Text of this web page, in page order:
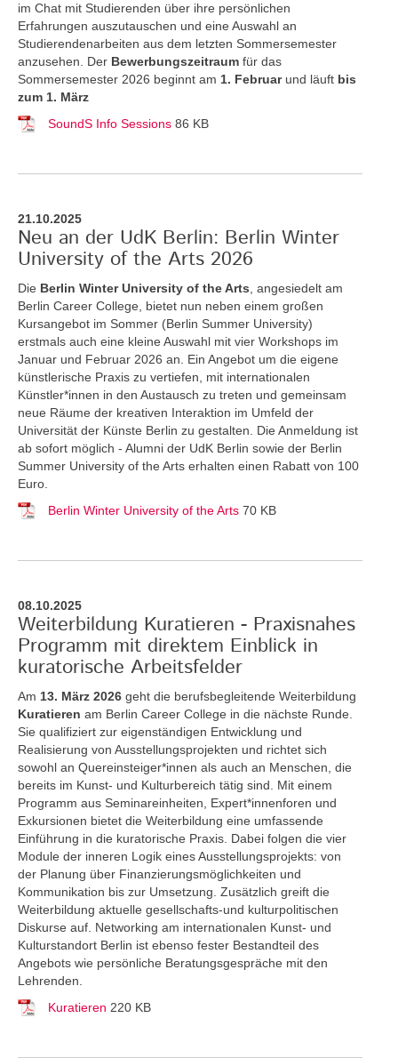
im Chat mit Studierenden über ihre persönlichen
Erfahrungen auszutauschen und eine Auswahl an
Studierendenarbeiten aus dem letzten Sommersemester
anzusehen. Der Bewerbungszeitraum für das
Sommersemester 2026 beginnt am 1. Februar und läuft bis
zum 1. März
SoundS Info Sessions 86 KB
21.10.2025
Neu an der UdK Berlin: Berlin Winter
University of the Arts 2026
Die Berlin Winter University of the Arts , angesiedelt am
Berlin Career College, bietet nun neben einem großen
Kursangebot im Sommer (Berlin Summer University)
erstmals auch eine kleine Auswahl mit vier Workshops im
Januar und Februar 2026 an. Ein Angebot um die eigene
künstlerische Praxis zu vertiefen, mit internationalen
Künstler*innen in den Austausch zu treten und gemeinsam
neue Räume der kreativen Interaktion im Umfeld der
Universität der Künste Berlin zu gestalten. Die Anmeldung ist
ab sofort möglich - Alumni der UdK Berlin sowie der Berlin
Summer University of the Arts erhalten einen Rabatt von 100
Euro.
Berlin Winter University of the Arts 70 KB
08.10.2025
Weiterbildung Kuratieren - Praxisnahes
Programm mit direktem Einblick in
kuratorische Arbeitsfelder
Am 13. März 2026 geht die berufsbegleitende Weiterbildung
Kuratieren am Berlin Career College in die nächste Runde.
Sie qualifiziert zur eigenständigen Entwicklung und
Realisierung von Ausstellungsprojekten und richtet sich
sowohl an Quereinsteiger*innen als auch an Menschen, die
bereits im Kunst- und Kulturbereich tätig sind. Mit einem
Programm aus Seminareinheiten, Expert*innenforen und
Exkursionen bietet die Weiterbildung eine umfassende
Einführung in die kuratorische Praxis. Dabei folgen die vier
Module der inneren Logik eines Ausstellungsprojekts: von
der Planung über Finanzierungsmöglichkeiten und
Kommunikation bis zur Umsetzung. Zusätzlich greift die
Weiterbildung aktuelle gesellschafts-und kulturpolitischen
Diskurse auf. Networking am internationalen Kunst- und
Kulturstandort Berlin ist ebenso fester Bestandteil des
Angebots wie persönliche Beratungsgespräche mit den
Lehrenden.
Kuratieren 220 KB